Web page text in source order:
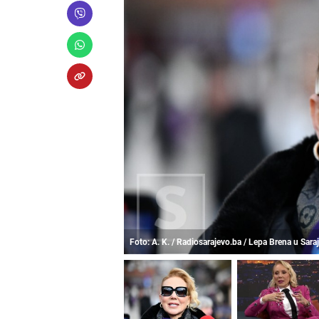
Foto: A. K. / Radiosarajevo.ba / Lepa Brena u